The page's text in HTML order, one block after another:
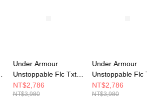
Under Armour
Unstoppable Flc Txtr
女 連帽上衣 6003655-
110
NT$2,786
NT$3,980
Under Armour
Unstoppable Flc
男 連帽上衣
842
NT$2,786
NT$3,980